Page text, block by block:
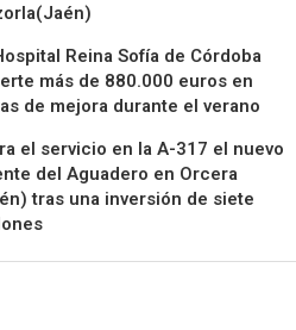
Reina Sofía de Córdoba
más de 880.000 euros en
de mejora durante el verano
el servicio en la A-317 el nuevo
del Aguadero en Orcera
tras una inversión de siete